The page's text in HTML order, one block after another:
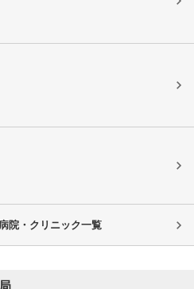
院・クリニック一覧